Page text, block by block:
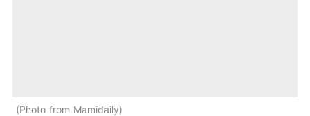
Photo from Mamidaily